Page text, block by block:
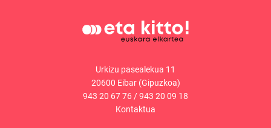
Urkizu pasealekua 11
20600 Eibar (Gipuzkoa)
943 20 67 76/943 20 09 18
Kontaktua